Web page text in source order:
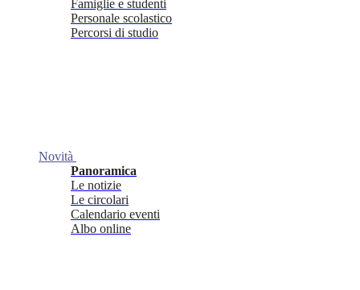
Famiglie e studenti
Personale scolastico
Percorsi di studio
Novità
Panoramica
Le notizie
Le circolari
Calendario eventi
Albo online